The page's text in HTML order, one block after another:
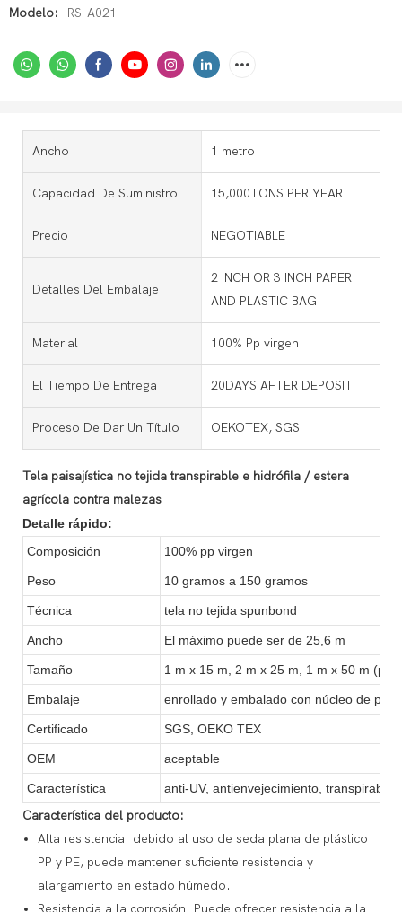
Modelo: RS-A021
Ancho 1 metro
Capacidad De Suministro 15,000TONS PER YEAR
Precio NEGOTIABLE
Detalles Del Embalaje
2 INCH OR 3 INCH PAPER
AND PLASTIC BAG
Material 100% Pp virgen
El Tiempo De Entrega 20DAYS AFTER DEPOSIT
Proceso De Dar Un Título OEKOTEX, SGS
Tela paisajística no tejida transpirable e hidrófila / estera
agrícola contra malezas
Detalle rápido:
Composición
100% pp virgen
Peso 10 gramos a 150 gramos
Técnica tela no tejida spunbond
Ancho El máximo puede ser de 25,6 m
Tamaño 1 m x 15 m, 2 m x 25 m, 1 m x 50 m
Embalaje enrollado y embalado con núcleo de
Certificado SGS, OEKO TEX
OEM aceptable
Característica anti-UV, antienvejecimiento, transpirable,
Característica del producto:
Alta resistencia: debido al uso de seda plana de plástico
PP y PE, puede mantener suficiente resistencia y
alargamiento en estado húmedo.
Resistencia a la corrosión: Puede ofrecer resistencia a la